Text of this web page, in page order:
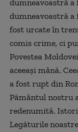
dumneavoastră a
dumneavoastră
fost urcate în
comis crime, ci
Povestea
aceeaşi mână.
a fost rupt din
Pământul nostru
redenumită.
Legăturile